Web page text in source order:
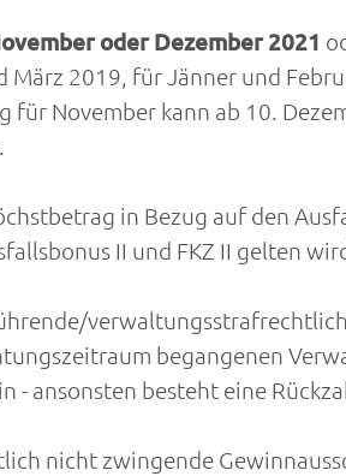
oder Dezember 2021
2019, für Jänner und
November kann ab 10.
in Bezug auf den
II und FKZ II gelten
begangenen
- ansonsten besteht eine
nicht zwingende